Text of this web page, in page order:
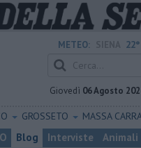
METEO: 22°
Giovedì 06 Agosto
GROSSETO MASSA
Blog Interviste Animali